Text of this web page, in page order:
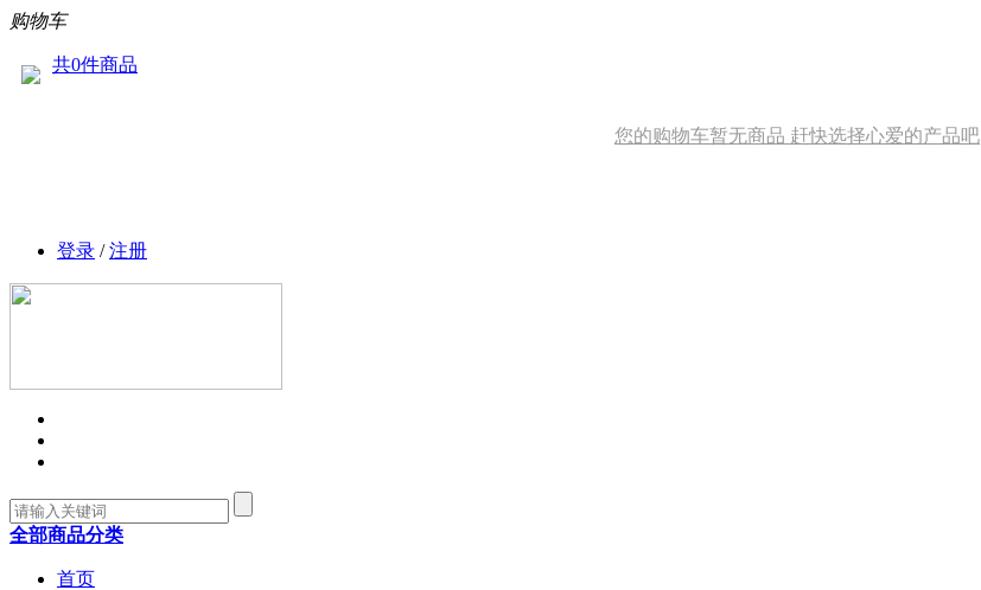
购物车
共0件商品
您的购物车暂无商品 赶快选择心爱的产品吧
登录 /注册
全部商品分类
首页